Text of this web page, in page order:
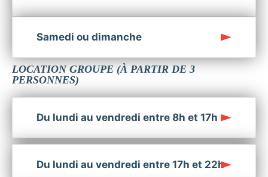
Samedi ou dimanche
LOCATION GROUPE (À PARTIR DE 3
PERSONNES)
Du lundi au vendredi entre 8h et 17h
Du lundi au vendredi entre 17h et 22h